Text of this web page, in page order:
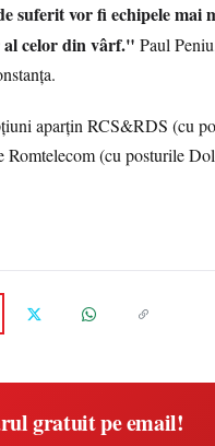
suferit vor fi echipele mai
celor din vârf." Paul
aparţin RCS&RDS (cu
Romtelecom (cu posturile
gratuit pe email!